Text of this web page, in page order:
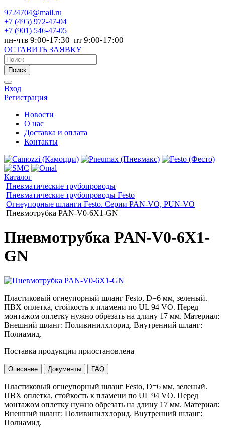
9724704@mail.ru
+7 (495) 972-47-04
+7 (901) 546-47-05
пн-чтв 9:00-17:30 пт 9:00-17:00
ОСТАВИТЬ ЗАЯВКУ
Поиск
Вход
Регистрация
Новости
О нас
Доставка и оплата
Контакты
Каталог
Пневматические трубопроводы
Пневматические трубопроводы Festo
Огнеупорные шланги Festo. Серии PAN-VO, PUN-VO
Пневмотрубка PAN-V0-6X1-GN
Пневмотрубка PAN-V0-6X1-
GN
Пластиковый огнеупорный шланг Festo, D=6 мм, зеленый.
ПВХ оплетка, стойкость к пламени по UL 94 VO. Перед
монтажом оплетку нужно обрезать на длину 17 мм. Материал:
Внешний шланг: Поливинилхлорид. Внутренний шланг:
Полиамид.
Поставка продукции приостановлена
Описание Документы FAQ
Пластиковый огнеупорный шланг Festo, D=6 мм, зеленый.
ПВХ оплетка, стойкость к пламени по UL 94 VO. Перед
монтажом оплетку нужно обрезать на длину 17 мм. Материал:
Внешний шланг: Поливинилхлорид. Внутренний шланг:
Полиамид.